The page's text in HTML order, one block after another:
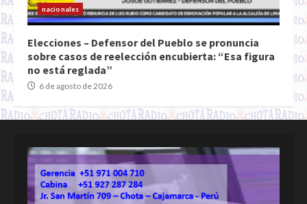
nacionales
Elecciones – Defensor del Pueblo se pronuncia
sobre casos de reelección encubierta: “Esa figura
no está reglada”
6 de agosto de 2026